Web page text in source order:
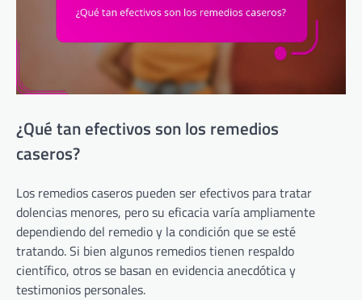
¿Qué tan efectivos son los remedios
caseros?
Los remedios caseros pueden ser efectivos para tratar
dolencias menores, pero su eficacia varía ampliamente
dependiendo del remedio y la condición que se esté
tratando. Si bien algunos remedios tienen respaldo
científico, otros se basan en evidencia anecdótica y
testimonios personales.